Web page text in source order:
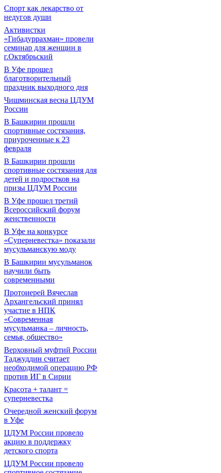
Спорт как лекарство от
недугов души
Активистки
«Гибадуррахман» провели
семинар для женщин в
г.Октябрьский
В Уфе прошел
благотворительный
праздник выходного дня
Чишминская весна ЦДУМ
России
В Башкирии прошли
спортивные состязания,
приуроченные к 23
февраля
В Башкирии прошли
спортивные состязания для
детей и подростков на
призы ЦДУМ России
В Уфе прошел третий
Всероссийский форум
женственности
В Уфе на конкурсе
«Суперневестка» показали
мусульманскую моду
В Башкирии мусульманок
научили быть
современными
Протоиерей Вячеслав
Архангельский принял
участие в НПК
«Современная
мусульманка – личность,
семья, общество»
Верховный муфтий России
Таджуддин считает
необходимой операцию РФ
против ИГ в Сирии
Красота + талант =
суперневестка
Очередной женский форум
в Уфе
ЦДУМ России провело
акцию в поддержку
детского спорта
ЦДУМ России провело